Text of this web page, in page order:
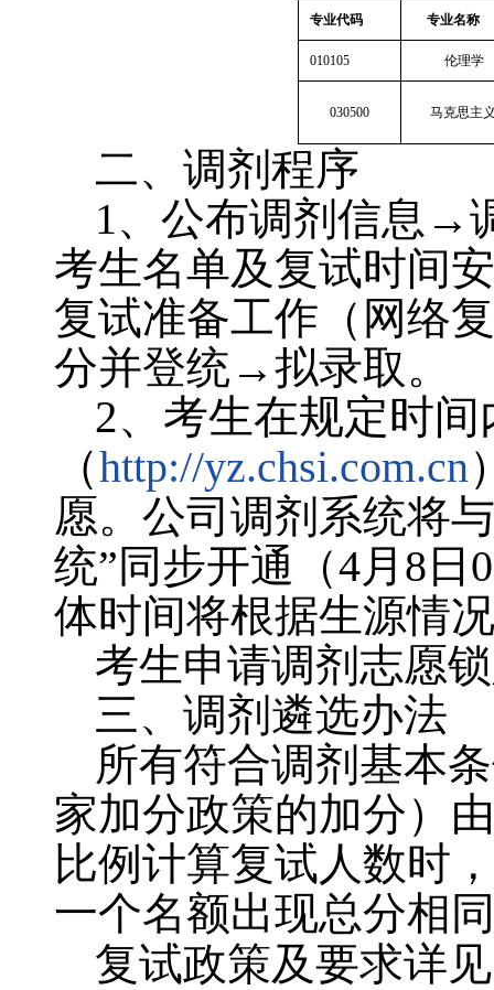
专业代码 专业名称
010105 伦理学
030500 马克思主
二、调剂程序
1、公布调剂信息→
考生名单及复试时间
复试准备工作（网络
分并登统→拟录取。
2、 考生在规定时
（http://yz.chsi.com.cn
愿。公司调剂系统将
统”同步开通（4月 8 日
体时间将根据生源情
考生申请调剂志愿
三、调剂遴选办法
所有符合调剂基本
家加分政策的加分）
比例计算复试人数时
一个名额出现总分相
复试政策及要求详